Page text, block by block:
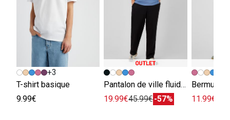
+3
T-shirt basique
9.99€
Pantalon de ville fluide viscose lin
19.99€45.99€-57%
Bermuda
11.99€